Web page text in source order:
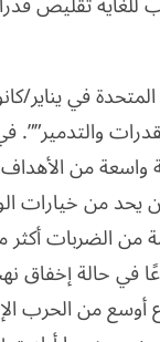
في
والتدمير””.
من
من خيارات
الضربات
في حالة
من الحرب